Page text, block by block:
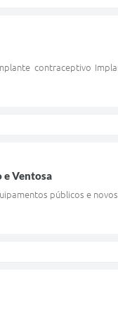
contraceptivo
e Ventosa
públicos e